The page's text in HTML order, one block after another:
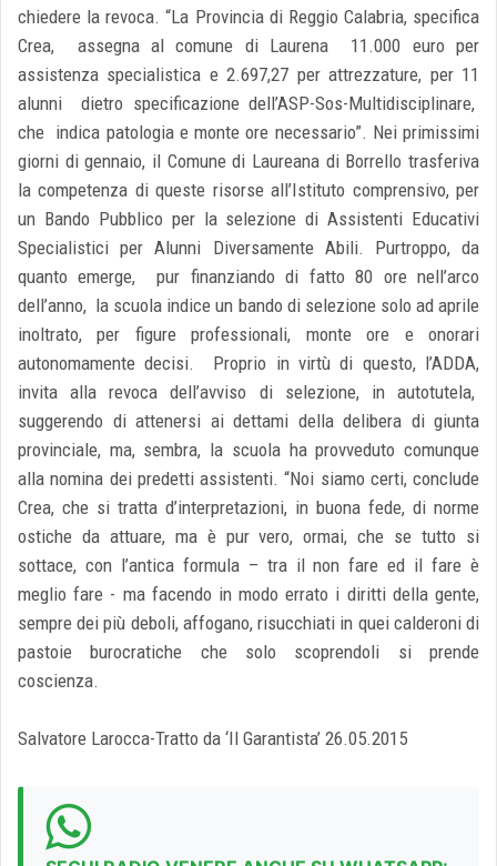
chiedere la revoca. “La Provincia di Reggio Calabria, specifica
Crea, assegna al comune di Laurena 11.000 euro per
assistenza specialistica e 2.697,27 per attrezzature, per 11
alunni dietro specificazione dell’ASP-Sos-Multidisciplinare,
che indica patologia e monte ore necessario”. Nei primissimi
giorni di gennaio, il Comune di Laureana di Borrello trasferiva
la competenza di queste risorse all’Istituto comprensivo, per
un Bando Pubblico per la selezione di Assistenti Educativi
Specialistici per Alunni Diversamente Abili. Purtroppo, da
quanto emerge, pur finanziando di fatto 80 ore nell’arco
dell’anno, la scuola indice un bando di selezione solo ad aprile
inoltrato, per figure professionali, monte ore e onorari
autonomamente decisi. Proprio in virtù di questo, l’ADDA,
invita alla revoca dell’avviso di selezione, in autotutela,
suggerendo di attenersi ai dettami della delibera di giunta
provinciale, ma, sembra, la scuola ha provveduto comunque
alla nomina dei predetti assistenti. “Noi siamo certi, conclude
Crea, che si tratta d’interpretazioni, in buona fede, di norme
ostiche da attuare, ma è pur vero, ormai, che se tutto si
sottace, con l’antica formula – tra il non fare ed il fare è
meglio fare - ma facendo in modo errato i diritti della gente,
sempre dei più deboli, affogano, risucchiati in quei calderoni di
pastoie burocratiche che solo scoprendoli si prende
coscienza.
Salvatore Larocca-Tratto da ‘Il Garantista’ 26.05.2015